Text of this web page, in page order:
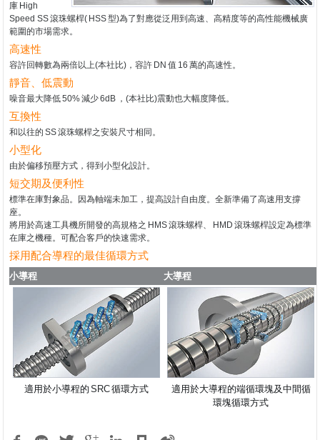
庫 High
Speed SS滾珠螺桿( HSS型)為了對應從泛用到高速、高精度等的高性能機械廣
範圍的市場需求。
高速性
容許回轉數為兩倍以上(本社比)，容許 DN 值 16 萬的高速性。
靜音、低震動
噪音最大降低50%減少6dB ，(本社比)震動也大幅度降低。
互換性
和以往的 SS滾珠螺桿之安裝尺寸相同。
小型化
由於偏移預壓方式，得到小型化設計。
短交期及便利性
標準在庫對象品。因為軸端未加工，提高設計自由度。全新準備了高速用支撐
座。
將用於高速工具機所開發的高規格之 HMS滾珠螺桿、 HMD 滾珠螺桿設定為標準
在庫之機種。可配合客戶的快速需求。
採用配合導程的最佳循環方式
小導程 大導程
適用於小導程的 SRC循環方式
適用於大導程的端循環塊及中間循
環塊循環方式